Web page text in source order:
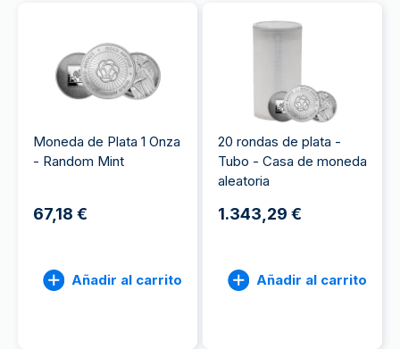
Moneda de Plata 1 Onza
- Random Mint
67,18 €
Añadir al carrito
20 rondas de plata -
Tubo - Casa de moneda
aleatoria
1.343,29 €
Añadir al carrito